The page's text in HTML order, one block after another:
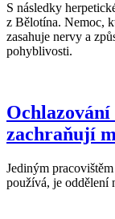
S následky
z Bělotína. Nemoc,
zasahuje nervy a
pohyblivosti.
zachraňují
Jediným
používá, je oddělení